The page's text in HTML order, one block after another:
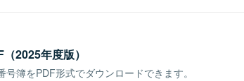
2025年度版）
簿をPDF形式でダウンロードできます。